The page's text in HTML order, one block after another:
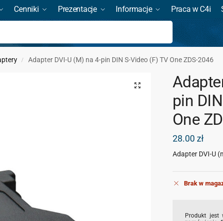
Cenniki Prezentacje Informacje Praca w C4i
Szukaj
/ Adapter DVI-U (M) na 4-pin DIN S-Video (F) TV One ZDS-2046
pin
One
28.00zł
Adapter DVI-U
Brak w
Produkt jest